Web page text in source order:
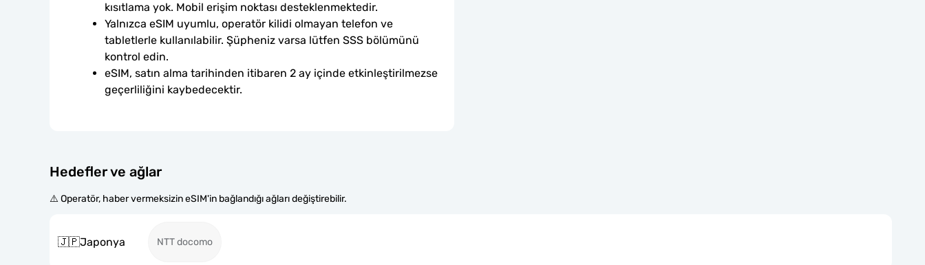
kısıtlama yok. Mobil erişim noktası desteklenmektedir.
Yalnızca eSIM uyumlu, operatör kilidi olmayan telefon ve
tabletlerle kullanılabilir. Şüpheniz varsa lütfen SSS bölümünü
kontrol edin.
eSIM, satın alma tarihinden itibaren 2 ay içinde etkinleştirilmezse
geçerliliğini kaybedecektir.
Hedefler ve ağlar
⚠️ Operatör, haber vermeksizin eSIM'in bağlandığı ağları değiştirebilir.
🇯🇵Japonya NTT docomo